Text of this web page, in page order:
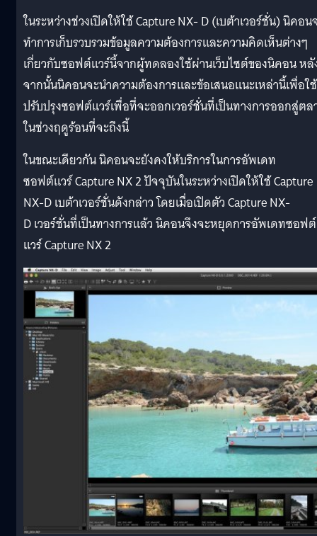
ในระหว่างช่วงเปิดให้ใช้ Capture NX- D (เบต้าเวอร์ชั่น) นิคอน
ทำการเก็บรวบรวมข้อมูลความต้องการและความคิดเห็นต่างๆ
เกี่ยวกับซอฟต์แวร์นี้จากผู้ทดลองใช้ผ่านเว็บไซต์ของนิคอน หลั
จากนั้นนิคอนจะนำความต้องการและข้อเสนอแนะเหล่านี้เพื่อใช้
ปรับปรุงซอฟต์แวร์เพื่อที่จะออกเวอร์ชั่นที่เป็นทางการออกสู่ต
ในช่วงฤดูร้อนที่จะถึงนี้
ในขณะเดียวกัน นิคอนจะยังคงให้บริการในการอัพเดท
ซอฟต์แวร์ Capture NX 2 ปัจจุบันในระหว่างเปิดให้ใช้ Capture
NX-D เบต้าเวอร์ชั่นดังกล่าว โดยเมื่อเปิดตัว Capture NX-
D เวอร์ชั่นที่เป็นทางการแล้ว นิคอนจึงจะหยุดการอัพเดทซอฟต์
แวร์ Capture NX 2